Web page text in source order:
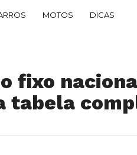
MOTOS DICAS
fixo
tabela